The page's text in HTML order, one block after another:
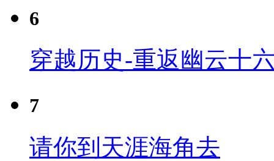
6
穿越历史-重返幽云十
7
请你到天涯海角去